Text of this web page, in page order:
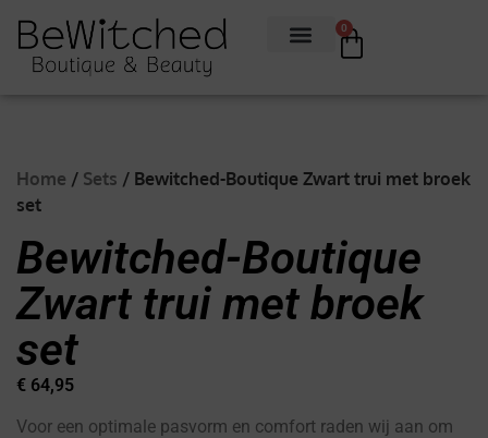
0
Home / Sets / Bewitched-Boutique Zwart trui met broek
set
Bewitched-Boutique
Zwart trui met broek
set
€ 64,95
Voor een optimale pasvorm en comfort raden wij aan om